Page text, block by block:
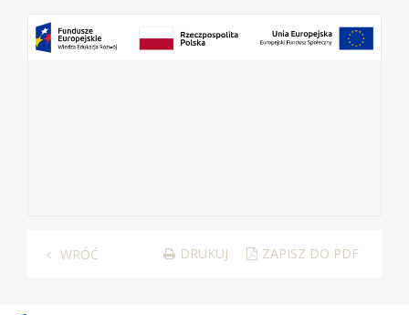
WRÓĆ DRUKUJ ZAPISZ DO PDF